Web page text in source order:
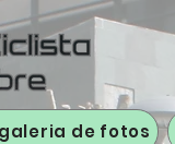
de fotos